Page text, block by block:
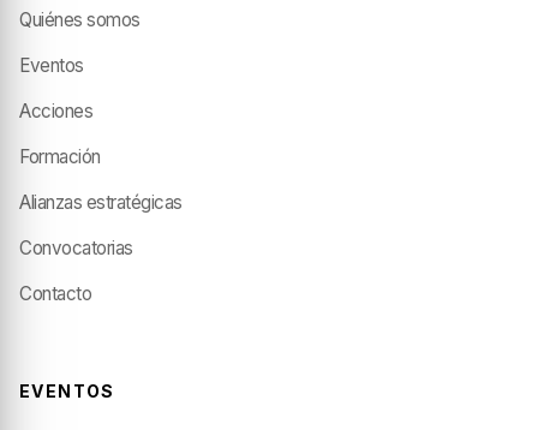
Quiénes somos
Eventos
Acciones
Formación
Alianzas estratégicas
Convocatorias
Contacto
EVENTOS